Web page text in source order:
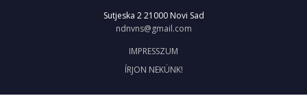
Sutjeska 2 21000 Novi Sad
ndnvns@gmail.com
IMPRESSZUM
ÍRJON NEKÜNK!